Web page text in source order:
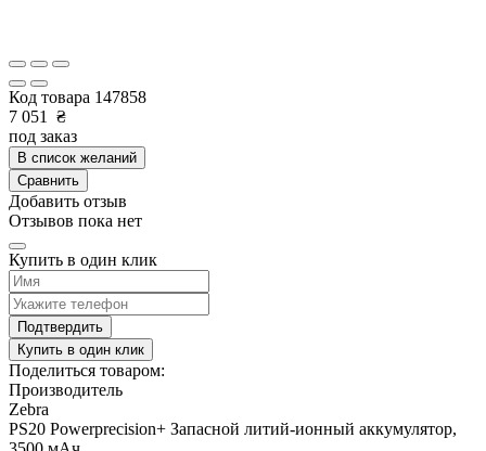
Код товара 147858
7 051
₴
под заказ
В список желаний
Сравнить
Добавить отзыв
Отзывов пока нет
Купить в один клик
Подтвердить
Купить в один клик
Поделиться товаром:
Производитель
Zebra
PS20 Powerprecision+ Запасной литий-ионный аккумулятор,